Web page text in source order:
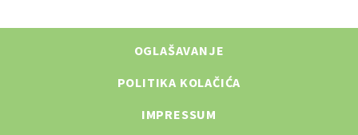
OGLAŠAVANJE
POLITIKA KOLAČIĆA
IMPRESSUM